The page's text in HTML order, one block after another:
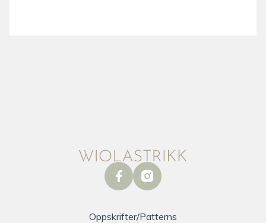
facebookinstagram
Oppskrifter/Patterns